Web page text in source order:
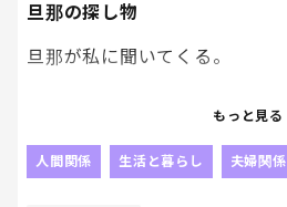
旦那の探し物
旦那が私に聞いてくる。
私「どこ探した？」
もっと見る
人間関係 生活と暮らし 夫婦関係